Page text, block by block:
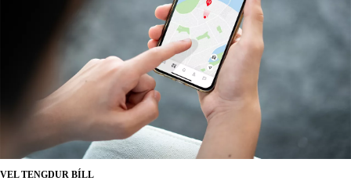
VEL TENGDUR BÍLL